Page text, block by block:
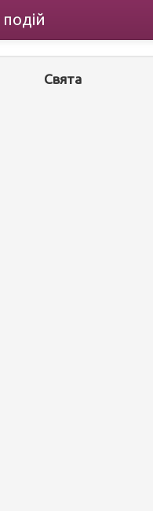
подій
Свята